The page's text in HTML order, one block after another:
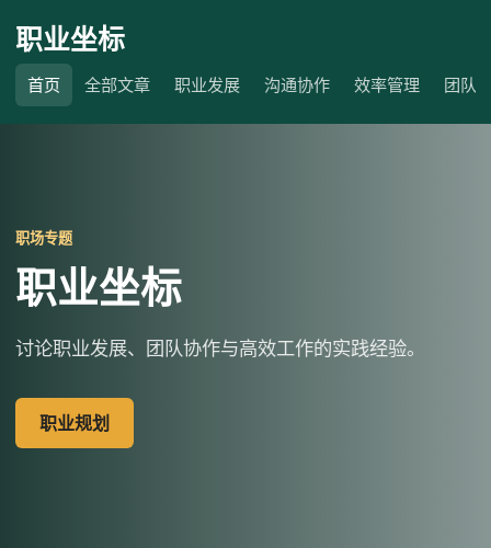
职业坐标
首页 全部文章 职业发展 沟通协作 效率管理 团队
职场专题
职业坐标
讨论职业发展、团队协作与高效工作的实践经验。
职业规划